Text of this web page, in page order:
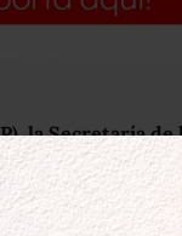
la Secretaría de
Social
cada diez